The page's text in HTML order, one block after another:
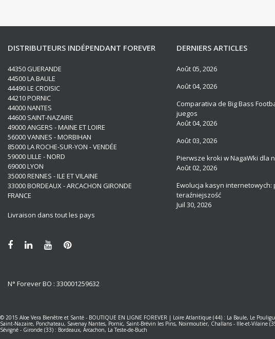
DISTRIBUTEURS INDÉPENDANT FOREVER
44350 GUERANDE
44500 LA BAULE
44490 LE CROISIC
44210 PORNIC
44000 NANTES
44600 SAINT-NAZAIRE
49000 ANGERS - MAINE ET LOIRE
56000 VANNES - MORBIHAN
85000 LA ROCHE-SUR-YON - VENDÉE
59000 LILLE - NORD
69000 LYON
35000 RENNES - ILE ET VILAINE
33000 BORDEAUX - ARCACHON GIRONDE
FRANCE
Livraison dans tout les pays
N° Forever BO : 330001259632
DERNIERS ARTICLES
Août 05, 2026
Août 04, 2026
Comparativa de Big Bass
juegos
Août 04, 2026
Août 03, 2026
Pierwsze kroki w NagaWki dla
Août 02, 2026
Ewolucja kasyn internetowych:
teraźniejszość
Juil 30, 2026
© 2015 Aloe Vera Bienêtre et Santé - BOUTIQUE EN LIGNE FOREVER | Loire Atlantique (44) : La Baule, Le
Saint-Nazaire, Ponchateau, Savenay Nantes, Pornic, Saint-Brévin les Pins, Noirmoutier, Challans - Ille-et-Vilaine
Sévigné - Gironde (33) : Bordeaux, Arcachon, La Teste-de-Buch